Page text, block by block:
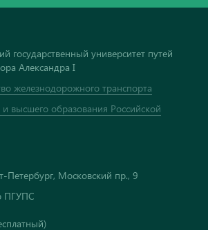
государственный университет путей
Александра I
железнодорожного транспорта
высшего образования Российской
Петербург, Московский пр., 9
ПГУПС